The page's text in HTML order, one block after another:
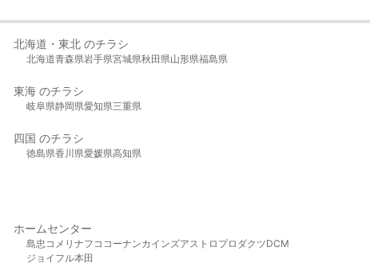
北海道・東北 のチラシ
北海道青森県岩手県宮城県秋田県山形県福島県
東海 のチラシ
岐阜県静岡県愛知県三重県
四国 のチラシ
徳島県香川県愛媛県高知県
ホームセンター
島忠 コメリ ナフコ コーナンカインズアストロプロダクツDCM
ジョイフル本田